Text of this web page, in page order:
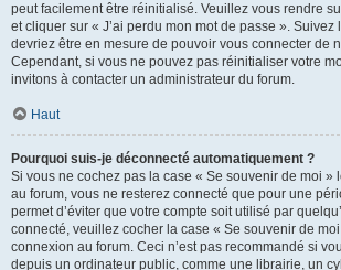
peut facilement être réinitialisé. Veuillez vous rendre
et cliquer sur « J’ai perdu mon mot de passe ». Suivez
devriez être en mesure de pouvoir vous connecter de
Cependant, si vous ne pouvez pas réinitialiser votre
invitons à contacter un administrateur du forum.
Haut
Pourquoi suis-je déconnecté automatiquement ?
Si vous ne cochez pas la case « Se souvenir de moi »
au forum, vous ne resterez connecté que pour une
permet d’éviter que votre compte soit utilisé par
connecté, veuillez cocher la case « Se souvenir de
connexion au forum. Ceci n’est pas recommandé si
depuis un ordinateur public, comme une librairie, un